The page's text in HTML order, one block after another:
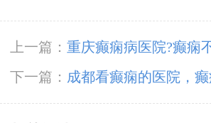
上一篇： 重庆癫痫病医院?癫痫
下一篇： 成都看癫痫的医院，
项有哪些?